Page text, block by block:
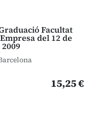
Facultat
del 12 de
15,25 €